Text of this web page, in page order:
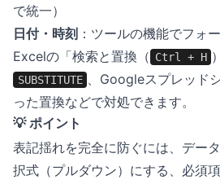
で統一）
日付・時刻 ：ツールの機能でフォ
Excelの「検索と置換（ Ctrl + H
SUBSTITUTE 、Googleスプレッド
った置換などで対処できます。
💡 ポイント
表記揺れを完全に防ぐには、デー
択式（プルダウン）にする、必須